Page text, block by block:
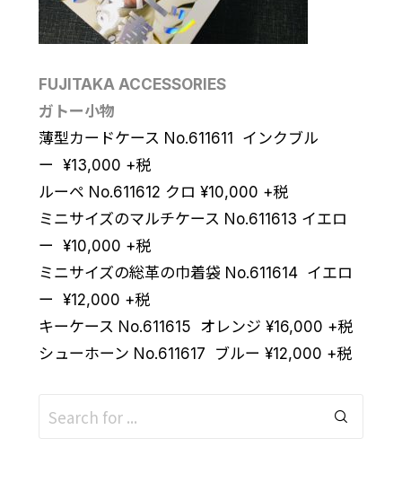
FUJITAKA ACCESSORIES
ガトー小物
薄型カードケース No.611611 インクブル
ー ¥13,000 +税
ルーペ No.611612 クロ ¥10,000 +税
ミニサイズのマルチケース No.611613 イエロ
ー ¥10,000 +税
ミニサイズの総革の巾着袋 No.611614 イエロ
ー ¥12,000 +税
キーケース No.611615 オレンジ ¥16,000 +税
シューホーン No.611617 ブルー ¥12,000 +税